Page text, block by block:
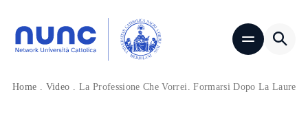
Home . Video . La Professione Che Vorrei. Formarsi Dopo La Laurea